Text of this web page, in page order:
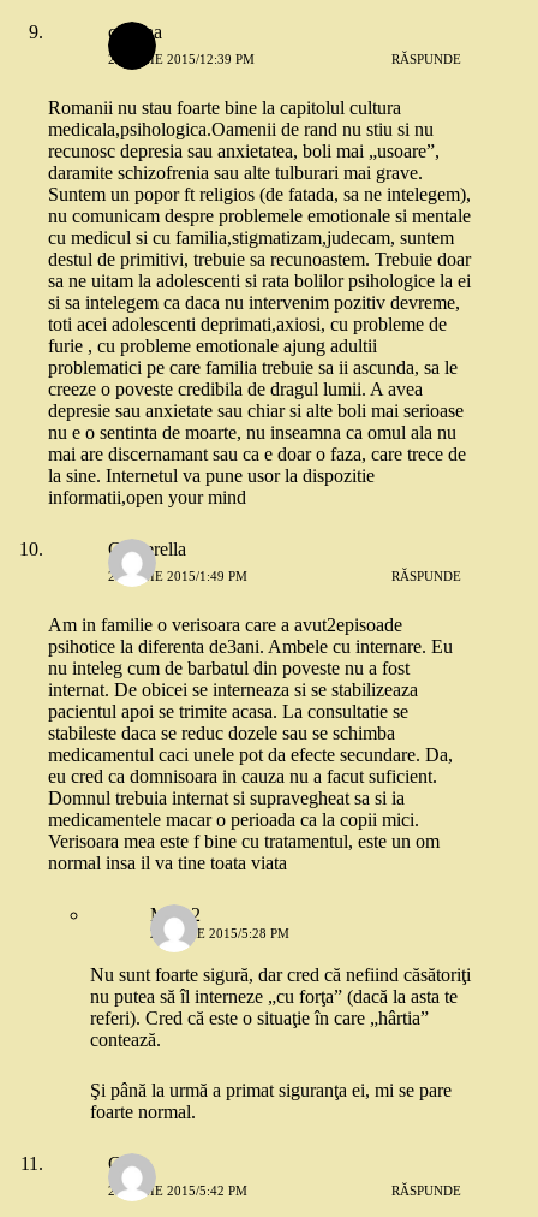
cristina
28 IUNIE 2015/12:39 PM RĂSPUNDE
Romanii nu stau foarte bine la capitolul cultura
medicala,psihologica.Oamenii de rand nu stiu si nu
recunosc depresia sau anxietatea, boli mai „usoare”,
daramite schizofrenia sau alte tulburari mai grave.
Suntem un popor ft religios (de fatada, sa ne intelegem),
nu comunicam despre problemele emotionale si mentale
cu medicul si cu familia,stigmatizam,judecam, suntem
destul de primitivi, trebuie sa recunoastem. Trebuie doar
sa ne uitam la adolescenti si rata bolilor psihologice la ei
si sa intelegem ca daca nu intervenim pozitiv devreme,
toti acei adolescenti deprimati,axiosi, cu probleme de
furie , cu probleme emotionale ajung adultii
problematici pe care familia trebuie sa ii ascunda, sa le
creeze o poveste credibila de dragul lumii. A avea
depresie sau anxietate sau chiar si alte boli mai serioase
nu e o sentinta de moarte, nu inseamna ca omul ala nu
mai are discernamant sau ca e doar o faza, care trece de
la sine. Internetul va pune usor la dispozitie
informatii,open your mind
Cinderella
28 IUNIE 2015/1:49 PM RĂSPUNDE
Am in familie o verisoara care a avut2episoade
psihotice la diferenta de3ani. Ambele cu internare. Eu
nu inteleg cum de barbatul din poveste nu a fost
internat. De obicei se interneaza si se stabilizeaza
pacientul apoi se trimite acasa. La consultatie se
stabileste daca se reduc dozele sau se schimba
medicamentul caci unele pot da efecte secundare. Da,
eu cred ca domnisoara in cauza nu a facut suficient.
Domnul trebuia internat si supravegheat sa si ia
medicamentele macar o perioada ca la copii mici.
Verisoara mea este f bine cu tratamentul, este un om
normal insa il va tine toata viata
Mira 2
28 IUNIE 2015/5:28 PM
Nu sunt foarte sigură, dar cred că nefiind căsătoriţi
nu putea să îl interneze „cu forţa” (dacă la asta te
referi). Cred că este o situaţie în care „hârtia”
contează.
Şi până la urmă a primat siguranţa ei, mi se pare
foarte normal.
Cătă
28 IUNIE 2015/5:42 PM RĂSPUNDE